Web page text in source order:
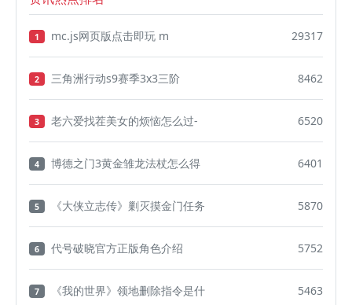
1 mc.js网页版点击即玩 m 29317
2 三角洲行动s9赛季3x3三阶 8462
3 老六爱找茬美女的烦恼怎么过- 6520
4 博德之门3黄金雏龙法杖怎么得 6401
5 《大侠立志传》剿灭摸金门任务 5870
6 代号破晓官方正版角色介绍 5752
7 《我的世界》领地删除指令是什 5463